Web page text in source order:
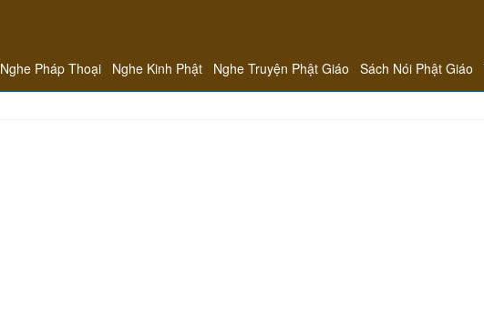
Nghe Pháp Thoại Nghe Kinh Phật Nghe Truyện Phật Giáo Sách Nói Phật Giáo